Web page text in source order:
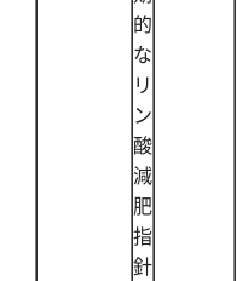
的
な
リ
ン
酸
減
肥
指
針